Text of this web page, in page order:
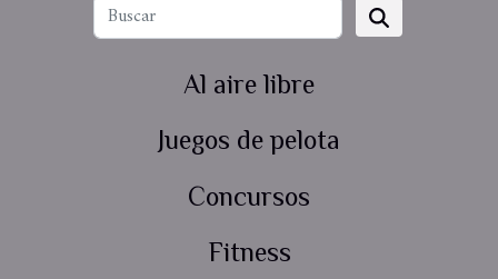
Al aire libre
Juegos de pelota
Concursos
Fitness